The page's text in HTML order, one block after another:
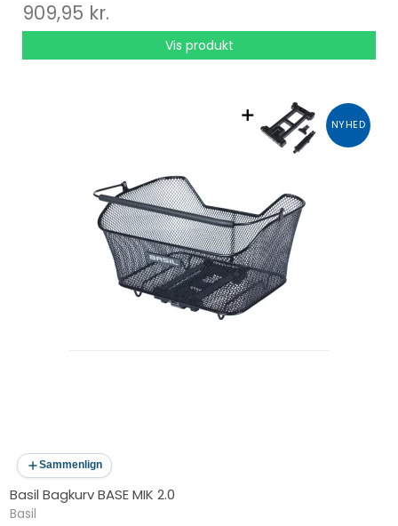
materiale: vandafvisende og slidstærkt stof
funktioner: flere rum til organisering af bagage
sikkerhed: refleksdetaljer for øget synlighed i trafikken
909,95 kr.
Vis produkt
NYHED
Sammenlign
Basil Bagkurv BASE MIK 2.0
Basil